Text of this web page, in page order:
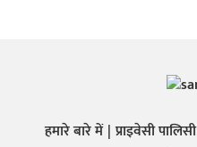
हमारे बारे में प्राइवेसी पालिसी